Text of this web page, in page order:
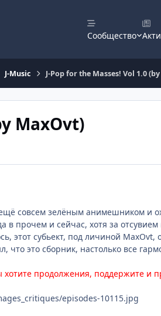
Сообщество
J-Music J-Pop for the Masses! Vol 1.0
MaxOvt)
совсем зелёным анимешником и
в прочем и сейчас, хотя за
этот субьект, под личиной
что это сборник, настолько все
продолжения, поддержите и
episodes-10115.jpg